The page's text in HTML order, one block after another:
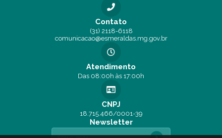
Contato
(31) 2118-6118
comunicacao@esmeraldas.mg.gov.br
Atendimento
Das 08:00h às 17:00h
CNPJ
18.715.466/0001-39
Newsletter